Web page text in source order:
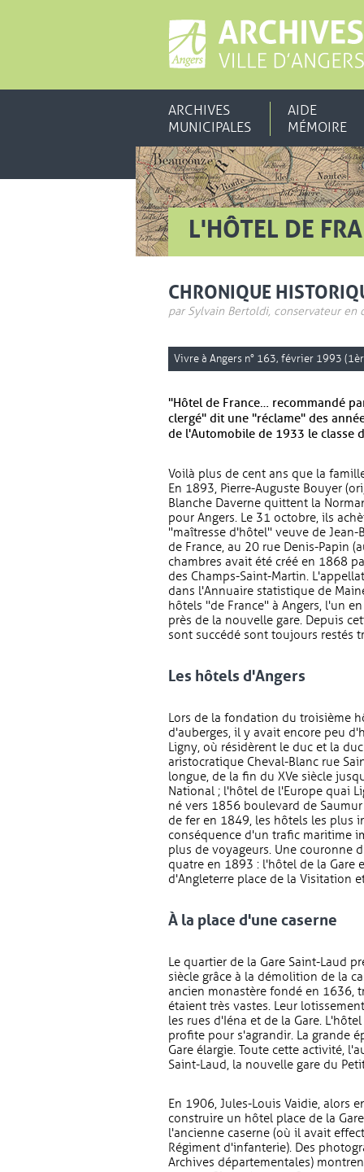
ARCHIVES
MUNICIPALES
AIDE
MÉMOIRE
L'HÔTEL DE
CHRONIQUE
par Sylvain Bertoldi, conservateur en
Vivre à Angers n° 163, février 1993
"Hôtel de France… recommandé
clergé" dit une "réclame" des
de l'Automobile de 1933 le classe
Voilà plus de cent ans que la
En 1893, Pierre-Auguste Bouyer
Blanche Daverne quittent la
pour Angers. Le 31 octobre, ils
"maîtresse d'hôtel" veuve de
de France, au 20 rue Denis-Papin
chambres avait été créé en 1868
des Champs-Saint-Martin.
dans l'Annuaire statistique de
hôtels "de France" à Angers, l'un
près de la nouvelle gare. Depuis
sont succédé sont toujours restés
Les hôtels d'Angers
Lors de la fondation du troisième
d'auberges, il y avait encore peu
Ligny, où résidèrent le duc et la
aristocratique Cheval-Blanc rue
longue, de la fin du XVe siècle
National ; l'hôtel de l'Europe quai
né vers 1856 boulevard de
de fer en 1849, les hôtels les plus
conséquence d'un trafic maritime
plus de voyageurs. Une couronne
quatre en 1893 : l'hôtel de la Gare
d'Angleterre place de la Visitation
À la place d'une caserne
Le quartier de la Gare Saint-Laud
siècle grâce à la démolition de la
ancien monastère fondé en 1636,
étaient très vastes. Leur
les rues d'Iéna et de la Gare.
profite pour s'agrandir. La grande
Gare élargie. Toute cette activité,
Saint-Laud, la nouvelle gare du
En 1906, Jules-Louis Vaidie, alors
construire un hôtel place de la
l'ancienne caserne (où il avait
Régiment d'infanterie). Des
Archives départementales)